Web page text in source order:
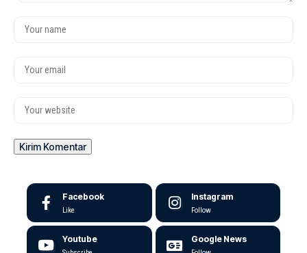
Facebook
Like
Instagram
Follow
Youtube Google News